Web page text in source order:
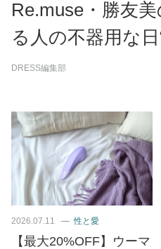
Re.muse・勝友
る人の不器用な
DRESS編集部
2026.07.11 性と愛
【最大20%OFF】ウーマ